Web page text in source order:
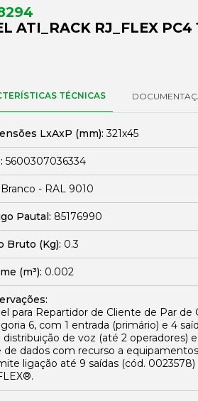
ATI_RACK RJ_FLEX PC4
TÉCNICAS
LxAxP (mm):321x45
5600307036334
Branco - RAL 9010
Pautal: 85176990
Bruto (Kg): 0.3
(m³): 0.002
para Repartidor de Cliente de Par de
6, com 1 entrada (primário) e 4
distribuição de voz (até 2 operadores)
de dados com recurso a
ligação até 9 saídas (cód. 0023578)